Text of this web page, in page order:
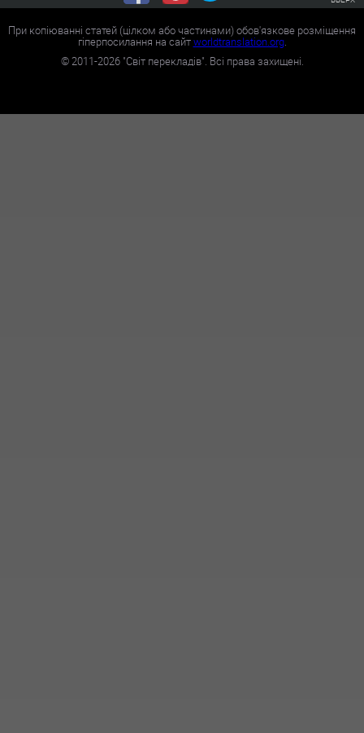
При копіюванні статей (цілком або частинами) обов'язкове розміщення
гіперпосилання на сайтworldtranslation.org.
©2011-2026"Світ перекладів". Всі права захищені.